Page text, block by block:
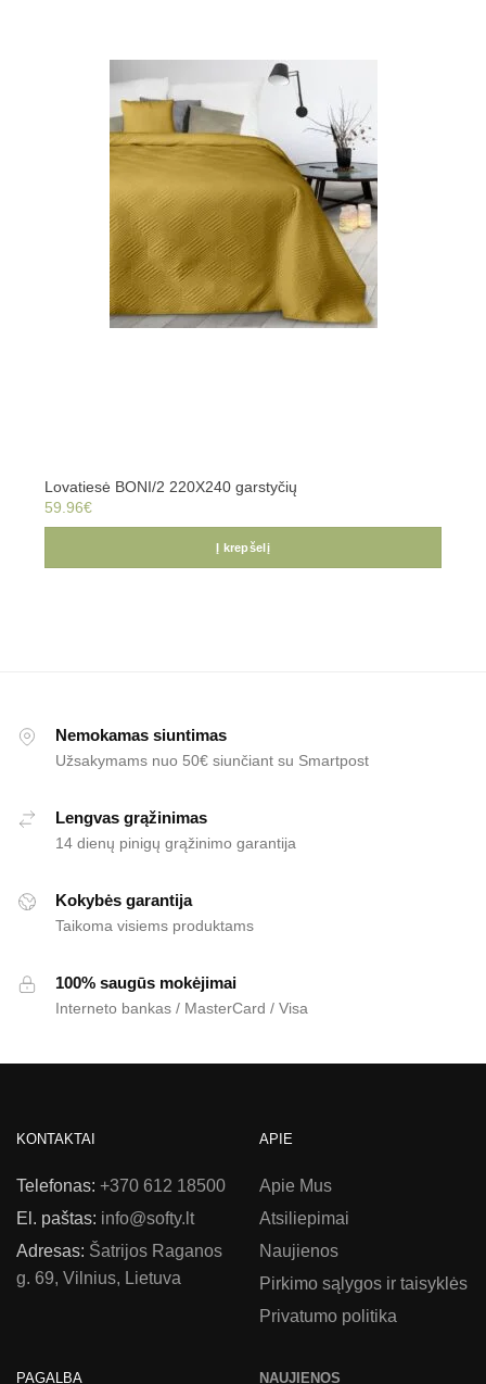
Lovatiesė BONI/2 220X240 garstyčių
59.96€
Į krepšelį
Nemokamas siuntimas
Užsakymams nuo 50€ siunčiant su Smartpost
Lengvas grąžinimas
14 dienų pinigų grąžinimo garantija
Kokybės garantija
Taikoma visiems produktams
100% saugūs mokėjimai
Interneto bankas / MasterCard / Visa
KONTAKTAI
Telefonas: +370 612 18500
El. paštas: info@softy.lt
Adresas: Šatrijos Raganos
g. 69, Vilnius, Lietuva
APIE
Apie Mus
Atsiliepimai
Naujienos
Pirkimo sąlygos ir taisyklės
Privatumo politika
PAGALBA NAUJIENOS